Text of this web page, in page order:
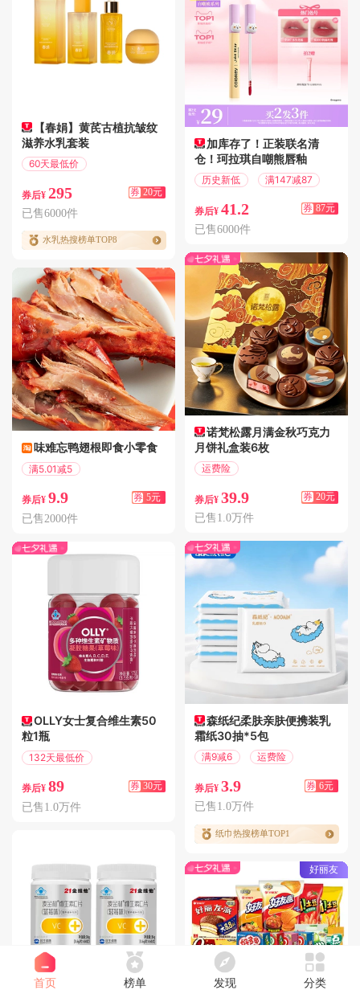
【春娟】黄芪古植抗皱纹
滋养水乳套装
60天最低价
券后¥ 295 券 20元
已售6000件
水乳热搜榜单TOP8
味难忘鸭翅根即食小零食
满5.01减5
券后¥ 9.9 券 5元
已售2000件
OLLY女士复合维生素50
粒1瓶
132天最低价
券后¥ 89 券 30元
已售1.0万件
加库存了！正装联名清
仓！珂拉琪自嘲熊唇釉
历史新低 满147减87
券后¥ 41.2 券 87元
已售6000件
诺梵松露月满金秋巧克力
月饼礼盒装6枚
运费险
券后¥ 39.9 券 20元
已售1.0万件
森纸纪柔肤亲肤便携装乳
霜纸30抽*5包
满9减6 运费险
券后¥ 3.9 券 6元
已售1.0万件
纸巾热搜榜单TOP1
好丽友
首页 榜单 发现 分类